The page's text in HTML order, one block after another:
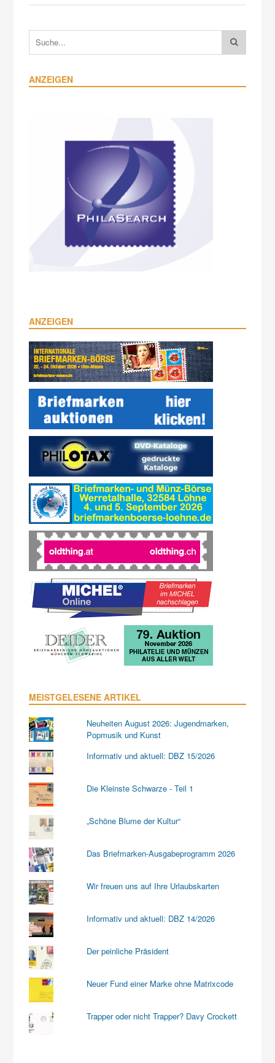
ANZEIGEN
ANZEIGEN
MEISTGELESENE ARTIKEL
Neuheiten August 2026: Jugendmarken,
Popmusik und Kunst
Informativ und aktuell: DBZ 15/2026
Die Kleinste Schwarze - Teil 1
„Schöne Blume der Kultur“
Das Briefmarken-Ausgabeprogramm 2026
Wir freuen uns auf Ihre Urlaubskarten
Informativ und aktuell: DBZ 14/2026
Der peinliche Präsident
Neuer Fund einer Marke ohne Matrixcode
Trapper oder nicht Trapper? Davy Crockett